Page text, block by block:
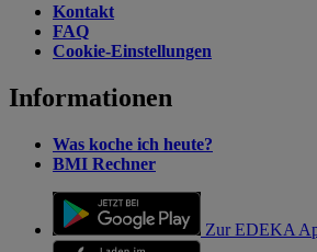
Kontakt
FAQ
Cookie-Einstellungen
Informationen
Was koche ich heute?
BMI Rechner
Zur EDEKA